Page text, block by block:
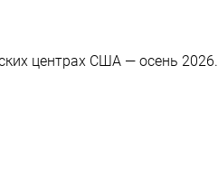
центрах США — осень 2026.